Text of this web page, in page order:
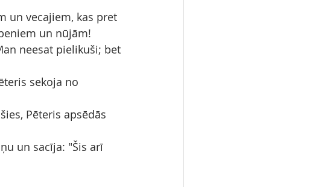
un vecajiem, kas pret
un nūjām!
neesat pielikuši; bet
sekoja no
Pēteris apsēdās
un sacīja: "Šis arī